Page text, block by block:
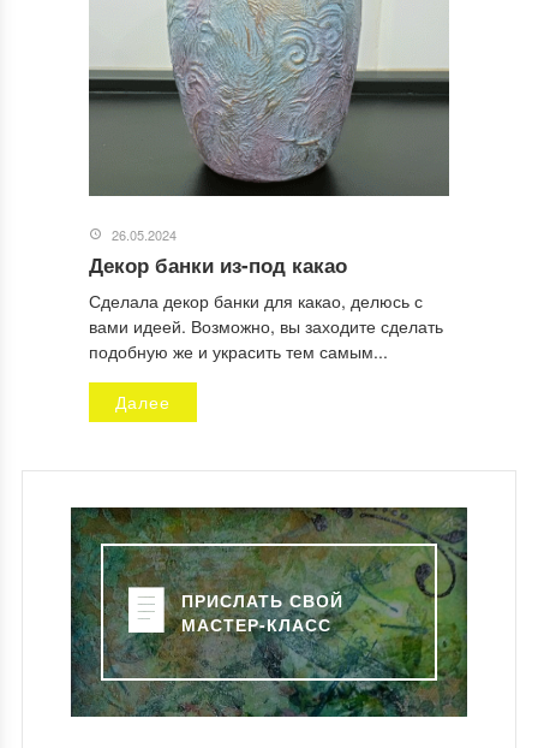
26.05.2024
Декор банки из-под какао
Сделала декор банки для какао, делюсь с
вами идеей. Возможно, вы заходите сделать
подобную же и украсить тем самым...
Далее
ПРИСЛАТЬ СВОЙ
МАСТЕР-КЛАСС